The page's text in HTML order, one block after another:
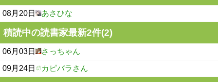
08月20日 あさひな
積読中の読書家最新2件(2)
06月03日 さっちゃん
09月24日 カピバラさん